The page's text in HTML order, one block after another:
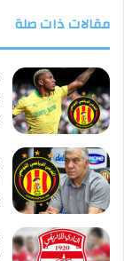
مقالات ذات صلة